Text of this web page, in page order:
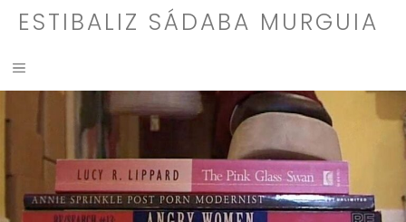
Saltar
contenido
ESTIBALIZ SÁDABA MURGUIA
MENÚ